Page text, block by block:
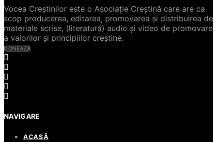
Vocea Creștinilor este o Asociație Creștină care are ca
scop producerea, editarea, promovarea și distribuirea de
materiale scrise, (literatură) audio și video de promovare
a valorilor și principiilor creștine.
DONEAZĂ
NAVIGARE
ACASĂ